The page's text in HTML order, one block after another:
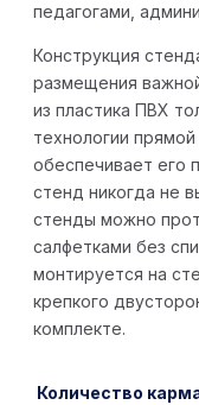
педагогами,
Конструкция
размещения
из пластика ПВХ
технологии
обеспечивает его
стенд никогда не
стенды можно
салфетками без
монтируется на
крепкого
комплекте.
Количество